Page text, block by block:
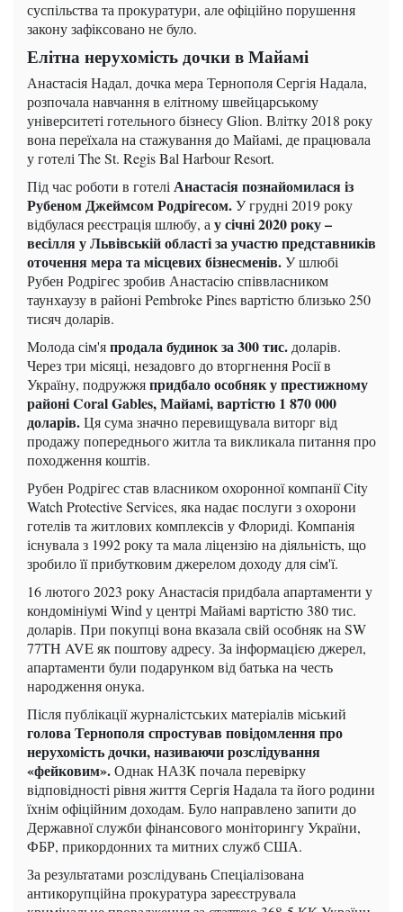
суспільства та прокуратури, але офіційно порушення
закону зафіксовано не було.
Елітна нерухомість дочки в Майамі
Анастасія Надал, дочка мера Тернополя Сергія Надала,
розпочала навчання в елітному швейцарському
університеті готельного бізнесу Glion. Влітку 2018 року
вона переїхала на стажування до Майамі, де працювала
у готелі The St. Regis Bal Harbour Resort.
Під час роботи в готеліАнастасія познайомилася із
Рубеном Джеймсом Родрігесом.У грудні 2019 року
відбулася реєстрація шлюбу, ау січні 2020 року –
весілля у Львівській області за участю представників
оточення мера та місцевих бізнесменів.У шлюбі
Рубен Родрігес зробив Анастасію співвласником
таунхаузу в районі Pembroke Pines вартістю близько 250
тисяч доларів.
Молода сім'япродала будинок за 300 тис.доларів.
Через три місяці, незадовго до вторгнення Росії в
Україну, подружжяпридбало особняк у престижному
районі Coral Gables, Майамі, вартістю 1 870 000
доларів.Ця сума значно перевищувала виторг від
продажу попереднього житла та викликала питання про
походження коштів.
Рубен Родрігес став власником охоронної компанії City
Watch Protective Services, яка надає послуги з охорони
готелів та житлових комплексів у Флориді. Компанія
існувала з 1992 року та мала ліцензію на діяльність, що
зробило її прибутковим джерелом доходу для сім'ї.
16 лютого 2023 року Анастасія придбала апартаменти у
кондомініумі Wind у центрі Майамі вартістю 380 тис.
доларів. При покупці вона вказала свій особняк на SW
77TH AVE як поштову адресу. За інформацією джерел,
апартаменти були подарунком від батька на честь
народження онука.
Після публікації журналістських матеріалів міський
голова Тернополя спростував повідомлення про
нерухомість дочки, називаючи розслідування
«фейковим».Однак НАЗК почала перевірку
відповідності рівня життя Сергія Надала та його родини
їхнім офіційним доходам. Було направлено запити до
Державної служби фінансового моніторингу України,
ФБР, прикордонних та митних служб США.
За результатами розслідувань Спеціалізована
антикорупційна прокуратура зареєструвала